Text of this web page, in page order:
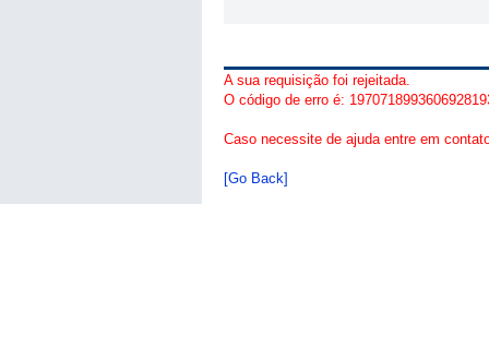
A sua requisição foi rejeitada.
O código de erro é:
Caso necessite de ajuda entre em
[Go Back]